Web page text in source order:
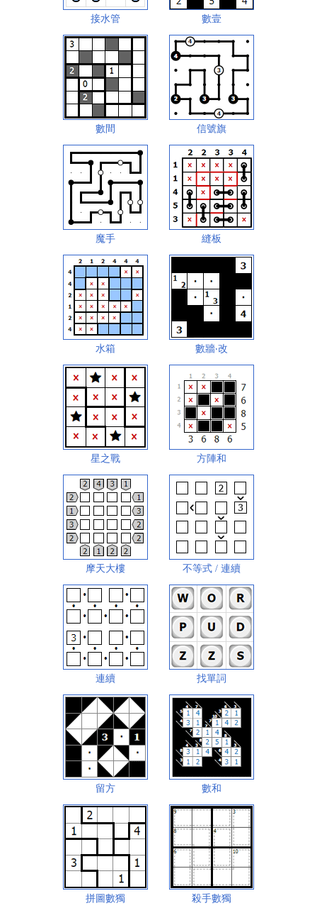
接水管 數壹
數間 信號旗
魔手 縫板
水箱 數牆‧改
星之戰 方陣和
摩天大樓 不等式 / 連續
連續 找單詞
留方 數和
拼圖數獨 殺手數獨